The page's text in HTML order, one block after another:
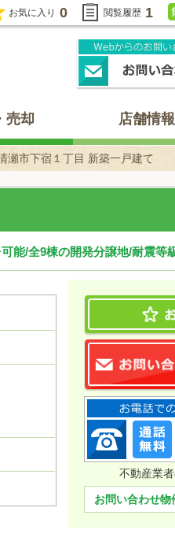
お気に入り 0 閲覧履歴 1
売却 店舗情報
瀬市下宿１丁目 新築一戸建て
能/全9棟の開発分譲地/耐震等
不動産業
お問い合わせ物